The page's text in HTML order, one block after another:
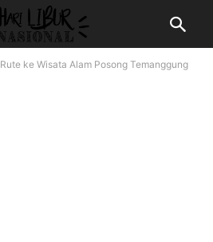
Rute ke Wisata Alam Posong Temanggung